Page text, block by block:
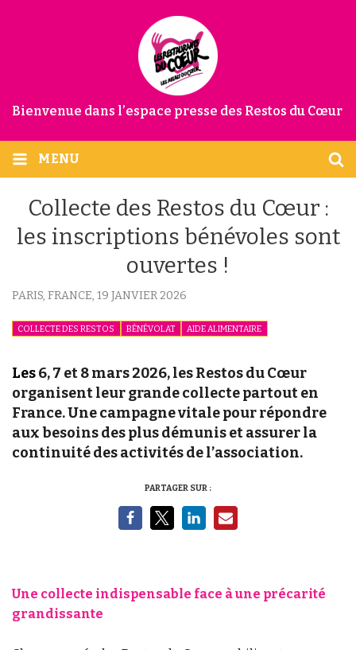
Bienvenue dans l’espace presse des Restos du Cœur
MENU
Collecte des Restos du Cœur :
les inscriptions bénévoles sont
ouvertes !
PARIS, FRANCE, 19 JANVIER 2026
COLLECTE DES RESTOS BÉNÉVOLAT AIDE ALIMENTAIRE
Les6, 7 et 8 mars 2026, les Restos du Cœur
organisent leur grande collecte partout en
France. Une campagne vitale pour répondre
aux besoins des plus démunis et assurer la
continuité des activités de l’association.
PARTAGER SUR :
Une collecte indispensable face à une précarité
grandissante